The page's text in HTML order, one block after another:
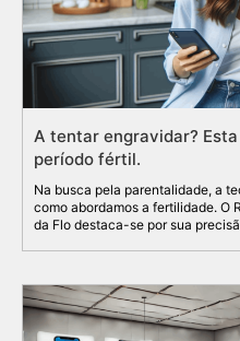
A tentar engravidar?
período fértil.
Na busca pela parentalidade, a
como abordamos a fertilidade. O
da Flo destaca-se por sua